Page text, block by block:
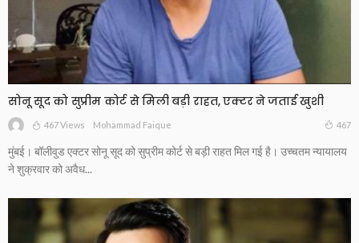
सोनू सूद को सुप्रीम कोर्ट से मिली बड़ी राहत, एक्टर ने जताई खुशी
467 Views Mohammad Faique 467
मुंबई। बॉलीवुड एक्टर सोनू सूद को सुप्रीम कोर्ट से बड़ी राहत मिल गई है। उच्चतम न्यायालय
ने शुक्रवार को अवैध...